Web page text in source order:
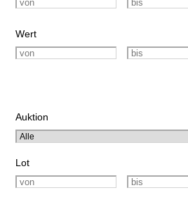
Wert
Auktion
Lot